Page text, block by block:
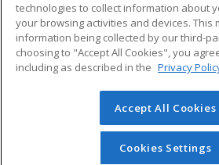
ADDITIONAL
Military
Financial Assistance
Help
Student
© 2026 ed2go, a division of Cengage
reserved. The material on this site
redistributed unless you have
technologies to collect information about
your browsing activities and devices. This
information being collected by our third-
choosing to "Accept All Cookies", you
including as described in the Privacy
Accept All Cookies
Cookies Settings